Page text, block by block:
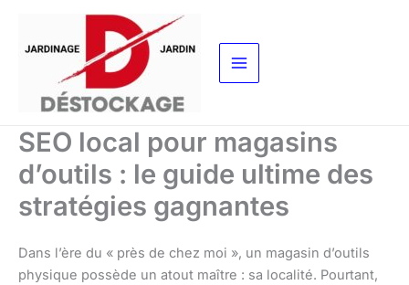
contenu
SEO local pour magasins
d’outils : le guide ultime des
stratégies gagnantes
Dans l’ère du « près de chez moi », un magasin d’outils
physique possède un atout maître : sa localité. Pourtant,